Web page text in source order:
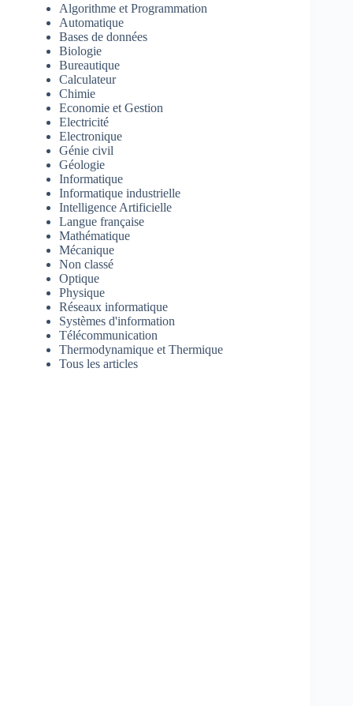
Algorithme et Programmation
Automatique
Bases de données
Biologie
Bureautique
Calculateur
Chimie
Economie et Gestion
Electricité
Electronique
Génie civil
Géologie
Informatique
Informatique industrielle
Intelligence Artificielle
Langue française
Mathématique
Mécanique
Non classé
Optique
Physique
Réseaux informatique
Systèmes d'information
Télécommunication
Thermodynamique et Thermique
Tous les articles